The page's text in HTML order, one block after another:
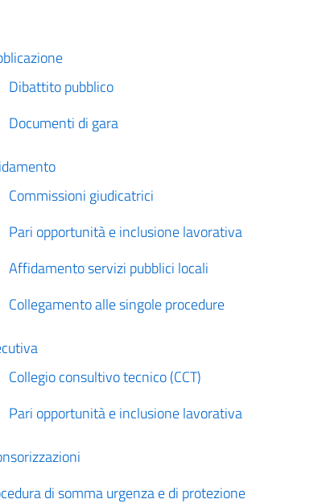
Dibattito pubblico
Documenti di gara
Commissioni giudicatrici
Pari opportunità e inclusione lavorativa
Affidamento servizi pubblici locali
Collegamento alle singole procedure
Collegio consultivo tecnico (CCT)
Pari opportunità e inclusione lavorativa
di somma urgenza e di protezione